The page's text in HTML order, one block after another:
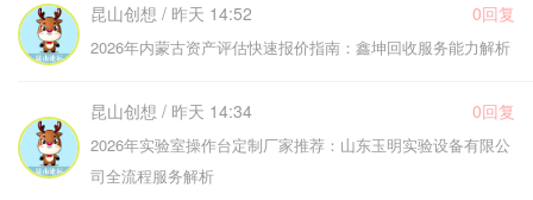
昆山创想 / 昨天 14:52 0回复
2026年内蒙古资产评估快速报价指南：鑫坤回收服务能力解析
昆山创想 / 昨天 14:34 0回复
2026年实验室操作台定制厂家推荐：山东玉明实验设备有限公
司全流程服务解析